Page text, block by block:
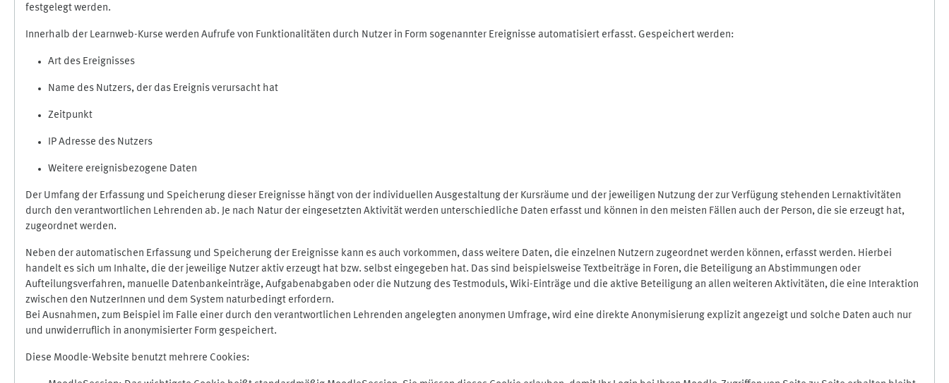
festgelegt werden.
Innerhalb der Learnweb-Kurse werden Aufrufe von Funktionalitäten durch Nutzer in Form sogenannter Ereignisse automatisiert erfasst. Gespeichert werden:
Art des Ereignisses
Name des Nutzers, der das Ereignis verursacht hat
Zeitpunkt
IP Adresse des Nutzers
Weitere ereignisbezogene Daten
Der Umfang der Erfassung und Speicherung dieser Ereignisse hängt von der individuellen Ausgestaltung der Kursräume und der jeweiligen Nutzung der zur Verfügung stehenden Lernaktivitäten
durch den verantwortlichen Lehrenden ab. Je nach Natur der eingesetzten Aktivität werden unterschiedliche Daten erfasst und können in den meisten Fällen auch der Person, die sie erzeugt hat,
zugeordnet werden.
Neben der automatischen Erfassung und Speicherung der Ereignisse kann es auch vorkommen, dass weitere Daten, die einzelnen Nutzern zugeordnet werden können, erfasst werden. Hierbei
handelt es sich um Inhalte, die der jeweilige Nutzer aktiv erzeugt hat bzw. selbst eingegeben hat. Das sind beispielsweise Textbeiträge in Foren, die Beteiligung an Abstimmungen oder
Aufteilungsverfahren, manuelle Datenbankeinträge, Aufgabenabgaben oder die Nutzung des Testmoduls, Wiki-Einträge und die aktive Beteiligung an allen weiteren Aktivitäten, die eine Interaktion
zwischen den NutzerInnen und dem System naturbedingt erfordern.
Bei Ausnahmen, zum Beispiel im Falle einer durch den verantwortlichen Lehrenden angelegten anonymen Umfrage, wird eine direkte Anonymisierung explizit angezeigt und solche Daten auch nur
und unwiderruflich in anonymisierter Form gespeichert.
Diese Moodle-Website benutzt mehrere Cookies: